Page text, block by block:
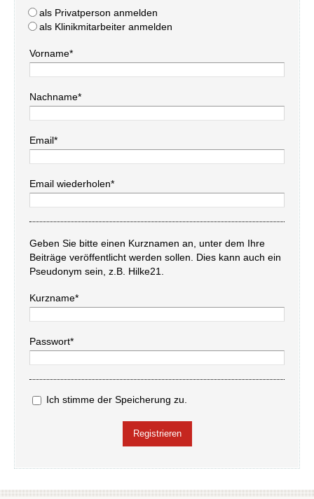
als Privatperson anmelden
als Klinikmitarbeiter anmelden
Vorname*
Nachname*
Email*
Email wiederholen*
Geben Sie bitte einen Kurznamen an, unter dem Ihre
Beiträge veröffentlicht werden sollen. Dies kann auch ein
Pseudonym sein, z.B. Hilke21.
Kurzname*
Passwort*
Ich stimme der Speicherung zu.